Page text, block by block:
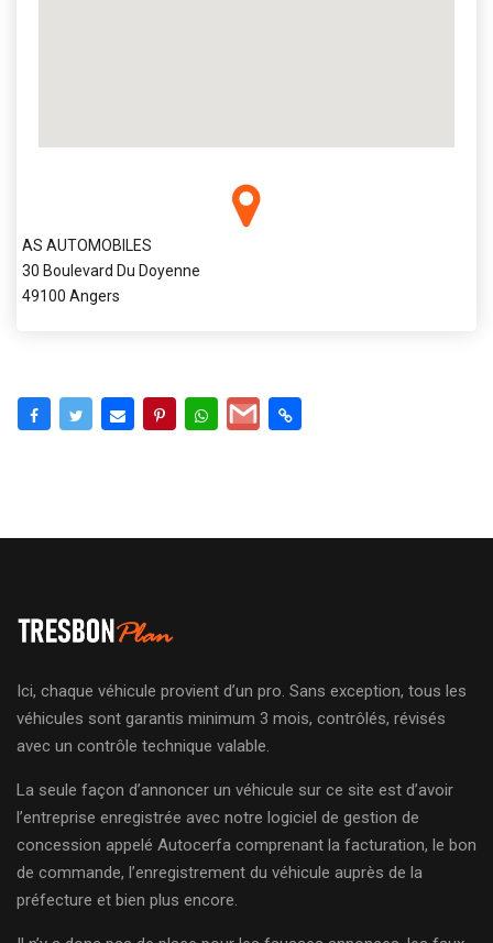
AS AUTOMOBILES
30 Boulevard Du Doyenne
49100 Angers
Ici, chaque véhicule provient d’un pro. Sans exception, tous les
véhicules sont garantis minimum 3 mois, contrôlés, révisés
avec un contrôle technique valable.
La seule façon d’annoncer un véhicule sur ce site est d’avoir
l’entreprise enregistrée avec notre logiciel de gestion de
concession appelé Autocerfa comprenant la facturation, le bon
de commande, l’enregistrement du véhicule auprès de la
préfecture et bien plus encore.